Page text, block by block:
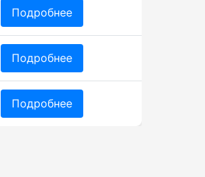
Подробнее
Подробнее
Подробнее